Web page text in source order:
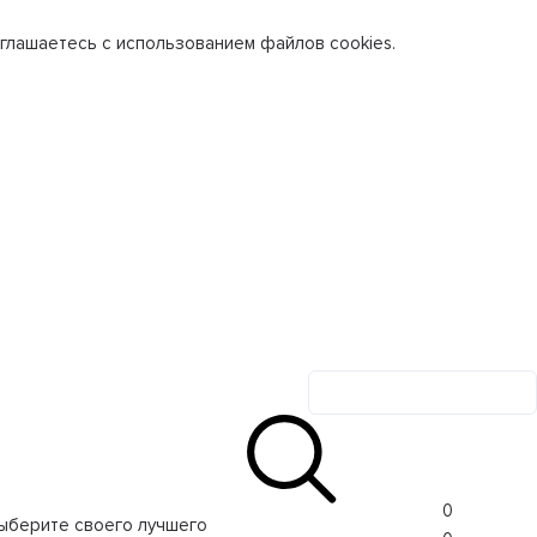
с использованием файлов cookies.
своего лучшего
0